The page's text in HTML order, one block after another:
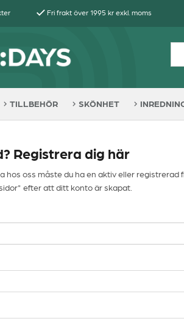
Fri frakt över 1995 kr exkl. moms
TILLBEHÖR SKÖNHET
Registrera dig här
hos oss måste du ha en aktiv eller
efter att ditt konto är skapat.